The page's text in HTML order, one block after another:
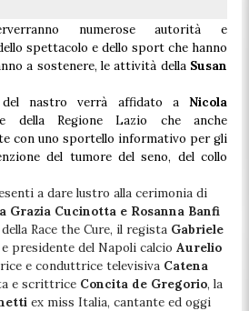
numerose autorità e
spettacolo e dello sport che hanno
a sostenere, le attività della Susan
nastro verrà affidato a Nicola
della Regione Lazio che anche
con uno sportello informativo per gli
del tumore del seno, del collo
a dare lustro alla cerimonia di
Grazia Cucinotta e Rosanna Banfi
Race the Cure, il regista Gabriele
presidente del Napoli calcio Aurelio
e conduttrice televisiva Catena
e scrittrice Concita de Gregorio, la
ex miss Italia, cantante ed oggi